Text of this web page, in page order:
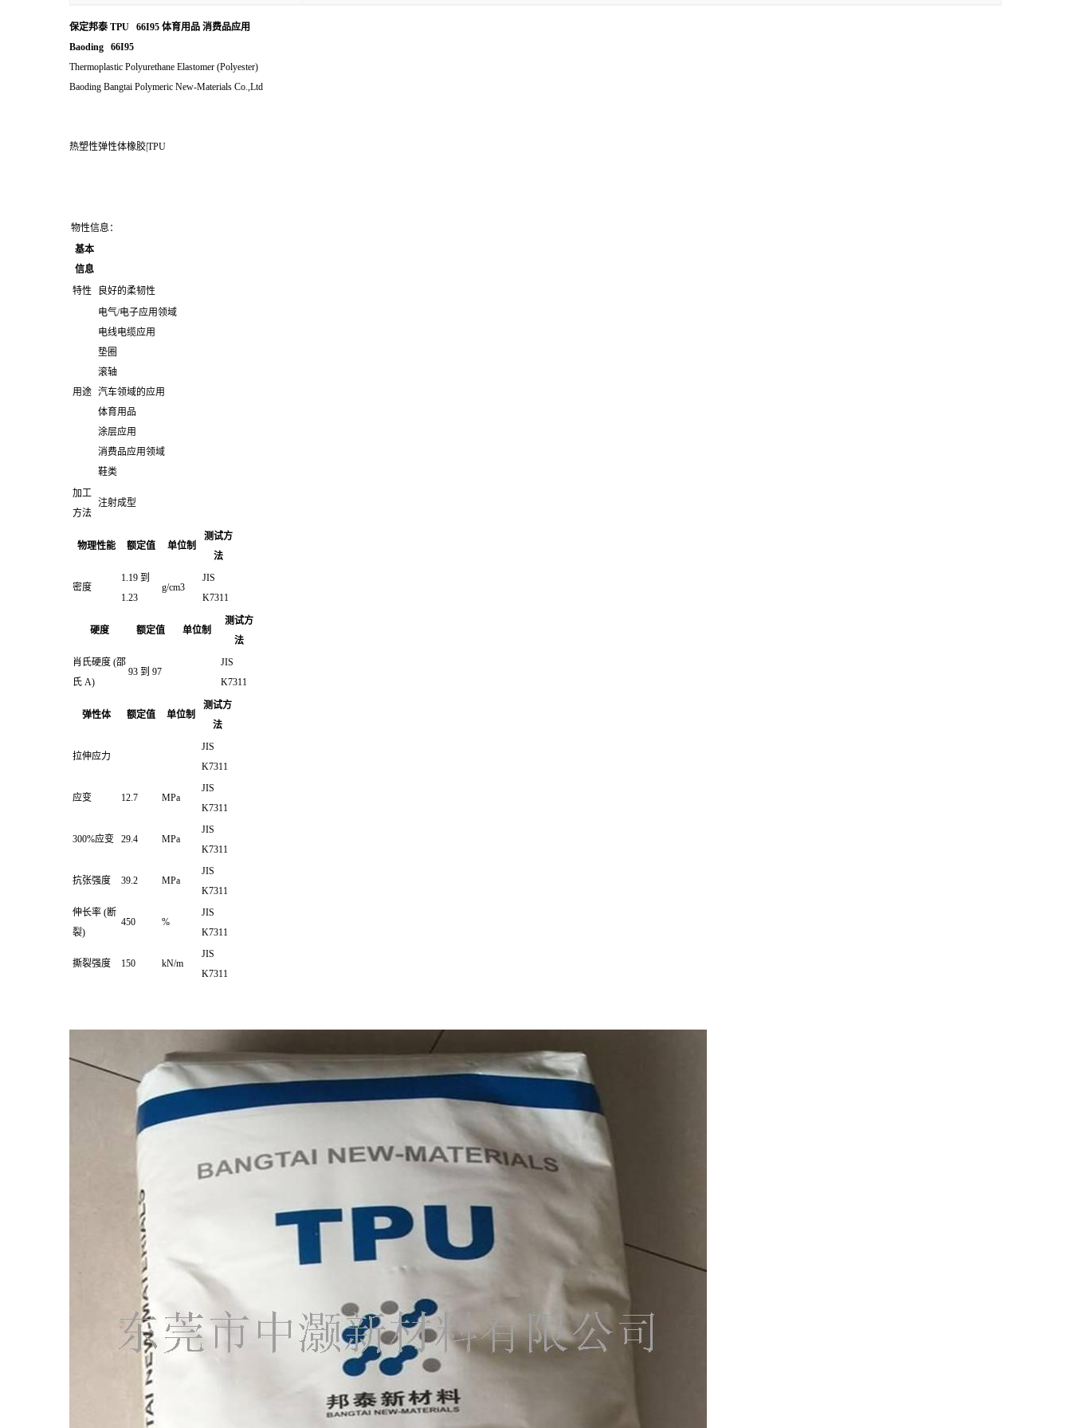
保定邦泰 TPU 66I95 体育用品 消费品应用
Baoding 66I95
Thermoplastic Polyurethane Elastomer (Polyester)
Baoding Bangtai Polymeric New-Materials Co.,Ltd
热塑性弹性体橡胶|TPU
物性信息：
基本
信息
特性
良好的柔韧性
用途
电气/电子应用领域
电线电缆应用
垫圈
滚轴
汽车领域的应用
体育用品
涂层应用
消费品应用领域
鞋类
加工
方法
注射成型
物理性能 额定值 单位制
测试方
法
密度
1.19 到
1.23
g/cm3
JIS
K7311
硬度 额定值 单位制
测试方
法
肖氏硬度 (邵
氏 A)
93 到 97
JIS
K7311
弹性体 额定值 单位制
测试方
法
拉伸应力
JIS
K7311
应变 12.7 MPa
JIS
K7311
300%应变 29.4 MPa
JIS
K7311
抗张强度 39.2 MPa
JIS
K7311
伸长率 (断
裂)
450 %
JIS
K7311
撕裂强度 150 kN/m
JIS
K7311